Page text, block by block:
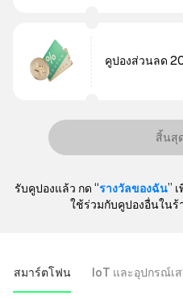
คูปองส่วนลด
สิ้นสุ
รับคูปองแล้ว กด “รางวัลของฉัน”
ใช้ร่วมกับคูปองอื่นใน
สมาร์ตโฟน IoT และอุปกรณ์เ